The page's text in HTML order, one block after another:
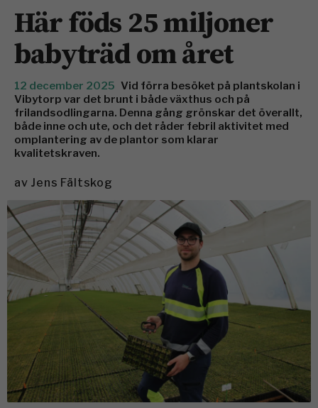
Här föds 25 miljoner
babyträd om året
12 december 2025 Vid förra besöket på plantskolan i
Vibytorp var det brunt i både växthus och på
frilandsodlingarna. Denna gång grönskar det överallt,
både inne och ute, och det råder febril aktivitet med
omplantering av de plantor som klarar
kvalitetskraven.
av Jens Fältskog